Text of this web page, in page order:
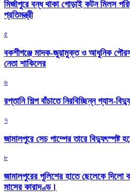
মির্জাপুরে বন্ধ থাকা গোড়াই কটন মিলস
প্রতিমন্ত্রী
৫
বকশীগঞ্জে মাদক-জুয়ামুক্ত ও আধুনিক
নেতা শাকিলের
৬
রপ্তানি শিল্প বাঁচাতে নিরবিচ্ছিন্ন গ্যাস-
৭
জামালপুরে সেচ পাম্পের তারে বিদ্যুৎস্পষ্ট
৮
জামালপুরের পুলিশের হাতে ছেলেকে দিলো
মাসের কারাদণ্ড।